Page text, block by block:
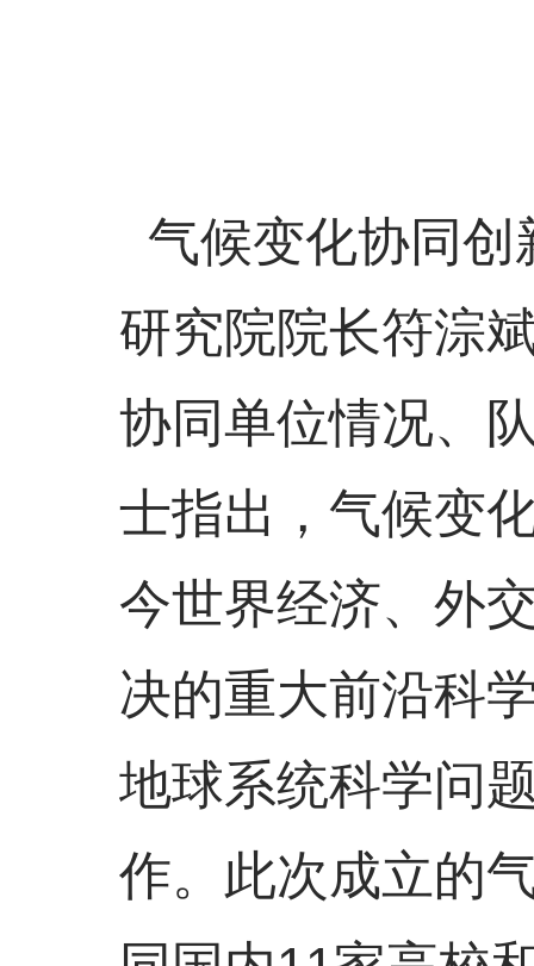
气候变化协同
研究院院长符淙
协同单位情况、
士指出，气候变
今世界经济、外
决的重大前沿科
地球系统科学问
作。此次成立的